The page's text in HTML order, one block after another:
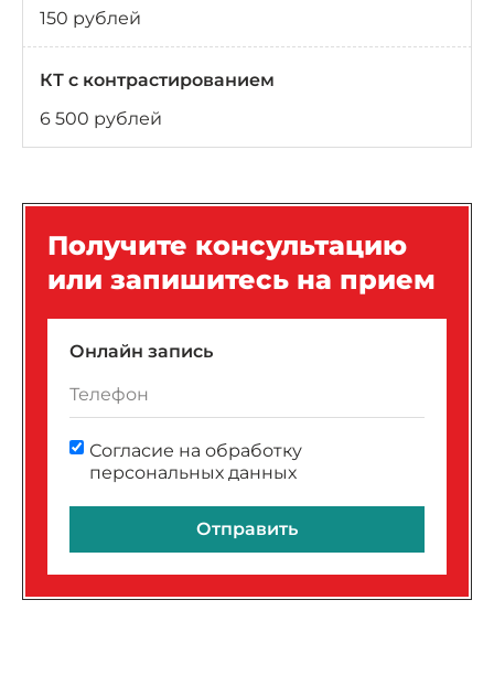
150 рублей
КТ с контрастированием
6 500 рублей
Получите консультацию
или запишитесь на прием
Онлайн запись
Согласие на обработку
персональных данных
Отправить